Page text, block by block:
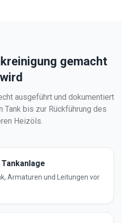
gemacht
wird
ausgeführt und dokumentiert
Tank bis zur Rückführung des
Heizöls.
Armaturen und Leitungen vor